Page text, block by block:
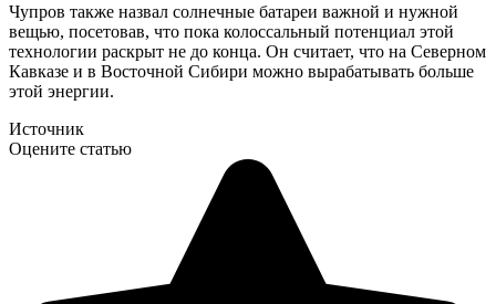
Чупров также назвал солнечные батареи важной и нужной
вещью, посетовав, что пока колоссальный потенциал этой
технологии раскрыт не до конца. Он считает, что на Северном
Кавказе и в Восточной Сибири можно вырабатывать больше
этой энергии.
Источник
Оцените статью